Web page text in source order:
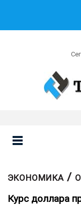
ЭКОНОМИКА /
Курс доллара